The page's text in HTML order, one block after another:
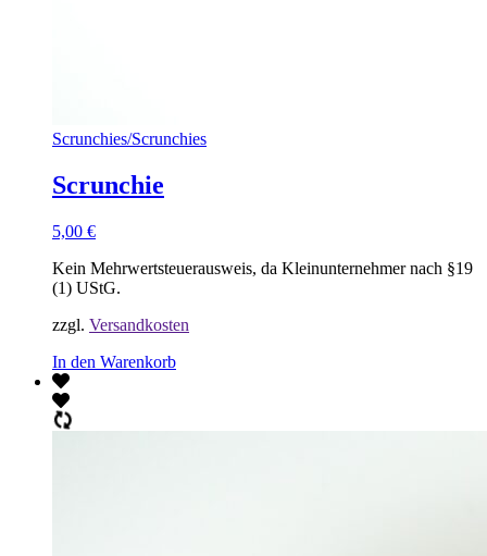
Scrunchies/Scrunchies
Scrunchie
5,00 €
Kein Mehrwertsteuerausweis, da Kleinunternehmer nach §19
(1) UStG.
zzgl. Versandkosten
In den Warenkorb